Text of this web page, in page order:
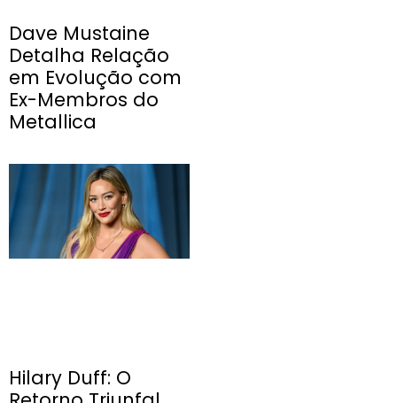
Dave Mustaine
Detalha Relação
em Evolução com
Ex-Membros do
Metallica
Hilary Duff: O